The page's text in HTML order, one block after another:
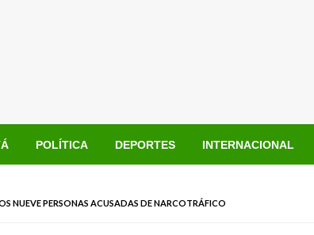
POLÍTICA DEPORTES INTERNACIONAL
NUEVE PERSONAS ACUSADAS DE NARCOTRÁFICO